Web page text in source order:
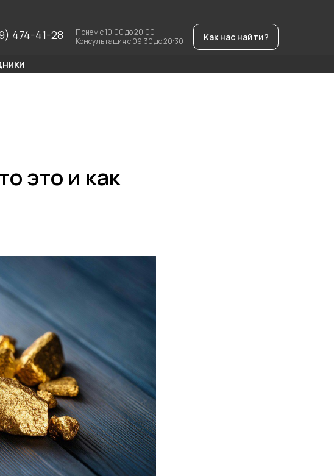
Прием с 10:00 до 20:00
Консультация с 09:30 до 20:30
Как нас найти?
474-41-28
это и как